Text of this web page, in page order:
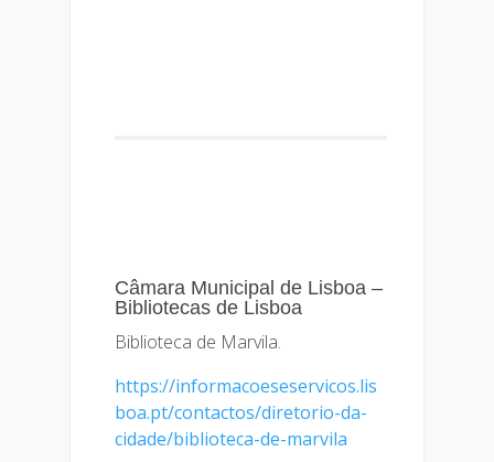
Câmara Municipal de Lisboa –
Bibliotecas de Lisboa
Biblioteca de Marvila.
https://informacoeseservicos.lis
boa.pt/contactos/diretorio-da-
cidade/biblioteca-de-marvila